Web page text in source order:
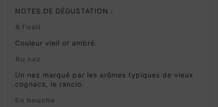
NOTES DE DÉGUSTATION :
À l'oeil
Couleur vieil or ambré.
Au nez
Un nez marqué par les arômes typiques de vieux
cognacs, le rancio.
En bouche